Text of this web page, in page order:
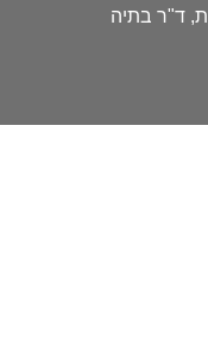
ד"ר בתיה